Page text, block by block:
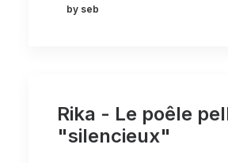
by seb
Rika - Le poêle
"silencieux"